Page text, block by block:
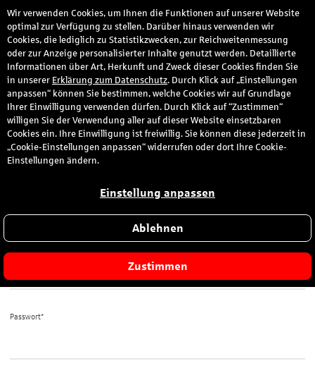
Anmeldung
Bitte melden Sie sich hier mit Ihrer E-Mail-Adresse und dem von
Ihnen gewählten Passwort an.
Sie sind zum ersten Mal hier?
Passwort*
Wir verwenden Cookies, um Ihnen die Funktionen auf unserer Website
optimal zur Verfügung zu stellen. Darüber hinaus verwenden wir
Cookies, die lediglich zu Statistikzwecken, zur Reichweitenmessung
oder zur Anzeige personalisierter Inhalte genutzt werden. Detaillierte
Informationen über Art, Herkunft und Zweck dieser Cookies finden Sie
in unserer Erklärung zum Datenschutz. Durch Klick auf „Einstellungen
anpassen“ können Sie bestimmen, welche Cookies wir auf Grundlage
Ihrer Einwilligung verwenden dürfen. Durch Klick auf “Zustimmen“
willigen Sie der Verwendung aller auf dieser Website einsetzbaren
Cookies ein. Ihre Einwilligung ist freiwillig. Sie können diese jederzeit in
„Cookie-Einstellungen anpassen“ widerrufen oder dort Ihre Cookie-
Einstellungen ändern.
Einstellung anpassen
Ablehnen
Zustimmen